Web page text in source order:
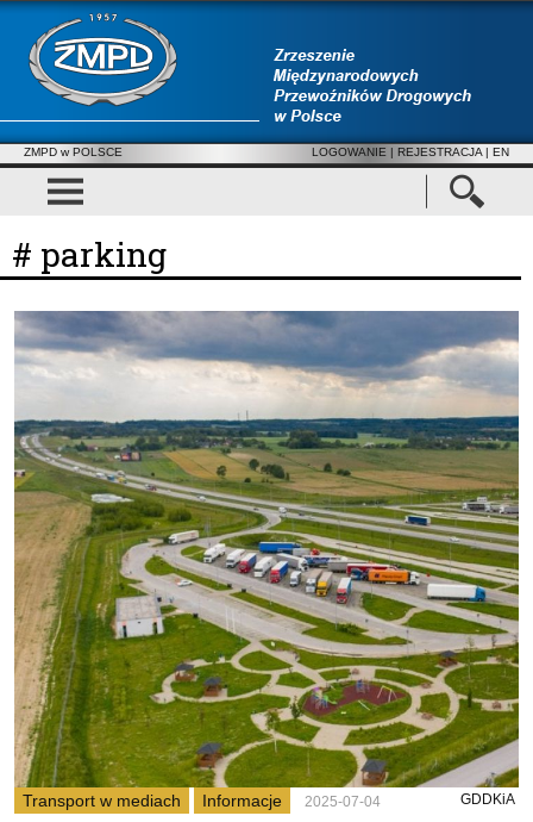
ZMPD w POLSCE LOGOWANIE | REJESTRACJA | EN
# parking
Transport w mediach Informacje 2025-07-04 GDDKiA